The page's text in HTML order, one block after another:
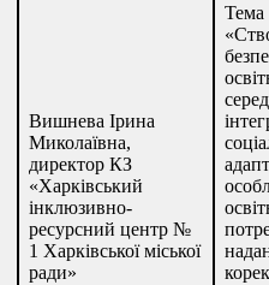
Вишнева Ірина
Миколаївна,
директор КЗ
«Харківський
інклюзивно-
ресурсний центр №
1 Харківської міської
ради»
Тема